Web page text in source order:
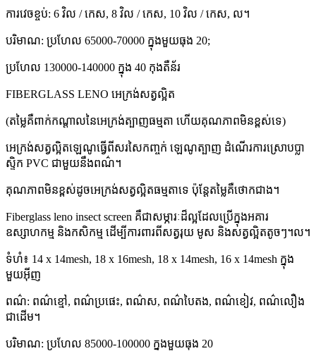
ការវេចខ្ចប់: 6 វិល / កេស, 8 វិល / កេស, 10 វិល / កេស, ល។
បរិមាណ: ប្រហែល 65000-70000 ក្នុងមួយធុង 20;
ប្រហែល 130000-140000 ក្នុង 40 កុងតឺន័រ
FIBERGLASS LENO អេក្រង់សត្វល្អិត
(តម្លៃគឺពាក់កណ្តាលនៃអេក្រង់ត្បាញធម្មតា ហើយគុណភាពមិនខ្ពស់ទេ)
អេក្រង់សត្វល្អិតឡេណូធ្វើពីសរសៃកញ្ចក់ ឡេណូត្បាញ ដំណើរការស្រោបប្លា
ស្ទិក PVC ជាមួយនឹងពណ៌។
គុណភាពមិនខ្ពស់ដូចអេក្រង់សត្វល្អិតធម្មតាទេ ប៉ុន្តែតម្លៃគឺថោកជាង។
Fiberglass leno insect screen គឺជាសម្ភារៈដ៏ល្អដែលប្រើក្នុងអគារ
ឧស្សាហកម្ម និងកសិកម្ម ដើម្បីការពារពីសត្វរុយ មូស និងសត្វល្អិតតូចៗ។ល។
ទំហំ៖ 14 x 14mesh, 18 x 16mesh, 18 x 14mesh, 16 x 14mesh ក្នុង
មួយអ៊ីញ
ពណ៌: ពណ៌ខ្មៅ, ពណ៌ប្រផេះ, ពណ៌ស, ពណ៌បៃតង, ពណ៌ខៀវ, ពណ៌លឿង
ជាដើម។
បរិមាណ: ប្រហែល 85000-100000 ក្នុងមួយធុង 20